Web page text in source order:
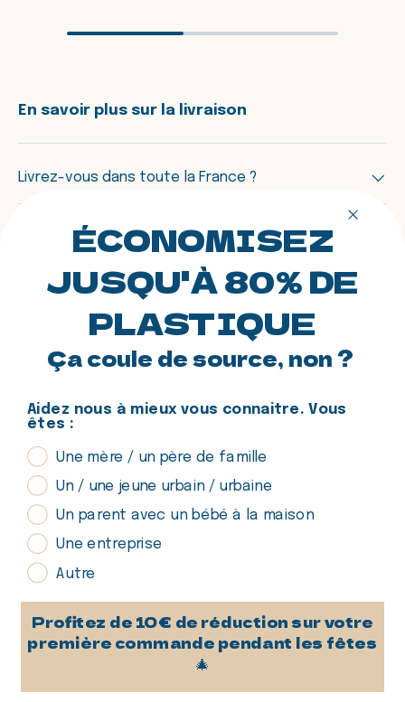
En savoir plus sur la livraison
Livrez-vous dans toute la France ?
Combien coûte la livraison ?
Quels sont les délais de livraison ?
La fontaine à eau sans branchement.
Retrouvez-nous sur les réseaux sociaux :
FacebookInstagramTikTok
En savoir plus
ÉCONOMISEZ
JUSQU'À 80% DE
PLASTIQUE
Ça coule de source, non ?
Aidez nous à mieux vous connaitre. Vous
êtes :
Une mère / un père de famille
Un / une jeune urbain / urbaine
Un parent avec un bébé à la maison
Une entreprise
Autre
Profitez de 10€ de réduction sur votre
première commande pendant les fêtes
🎄